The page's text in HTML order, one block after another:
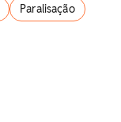
Paralisação